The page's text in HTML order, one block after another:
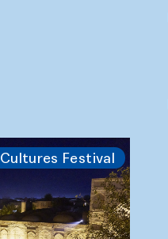
Festival